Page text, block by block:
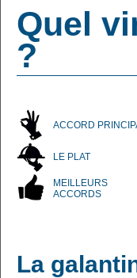
Quel
?
ACCORD
LE PLAT
MEILLEURS
ACCORDS
La